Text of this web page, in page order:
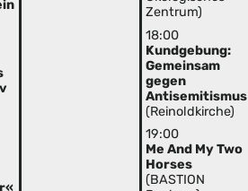
Zentrum)
18:00
Kundgebung:
Gemeinsam
gegen
Antisemitismus
(Reinoldkirche)
19:00
Me And My Two
Horses
(BASTION